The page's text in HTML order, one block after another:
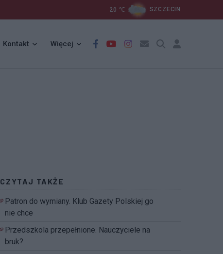
20 ℃ SZCZECIN
Kontakt Więcej
CZYTAJ TAKŻE
Patron do wymiany. Klub Gazety Polskiej go
nie chce
Przedszkola przepełnione. Nauczyciele na
bruk?